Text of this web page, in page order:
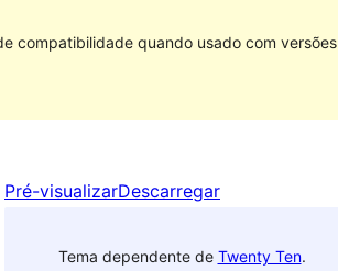
compatibilidade quando usado com versões
Pré-visualizarDescarregar
Tema dependente de Twenty Ten.